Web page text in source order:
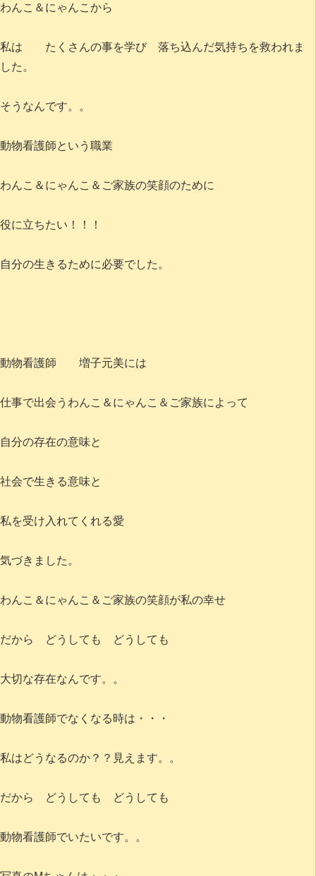
わんこ＆にゃんこから
私は たくさんの事を学び 落ち込んだ気持ちを救われま
した。
そうなんです。。
動物看護師という職業
わんこ＆にゃんこ＆ご家族の笑顔のために
役に立ちたい！！！
自分の生きるために必要でした。
動物看護師 増子元美には
仕事で出会うわんこ＆にゃんこ＆ご家族によって
自分の存在の意味と
社会で生きる意味と
私を受け入れてくれる愛
気づきました。
わんこ＆にゃんこ＆ご家族の笑顔が私の幸せ
だから どうしても どうしても
大切な存在なんです。。
動物看護師でなくなる時は・・・
私はどうなるのか？？見えます。。
だから どうしても どうしても
動物看護師でいたいです。。